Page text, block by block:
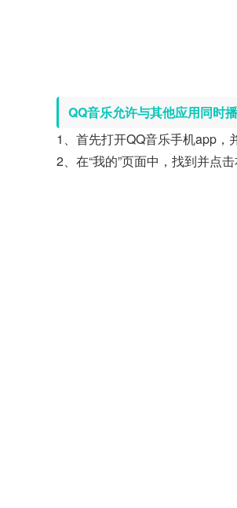
QQ音乐允许与其他应用同时
1、首先打开QQ音乐手机app，
2、在“我的”页面中，找到并点